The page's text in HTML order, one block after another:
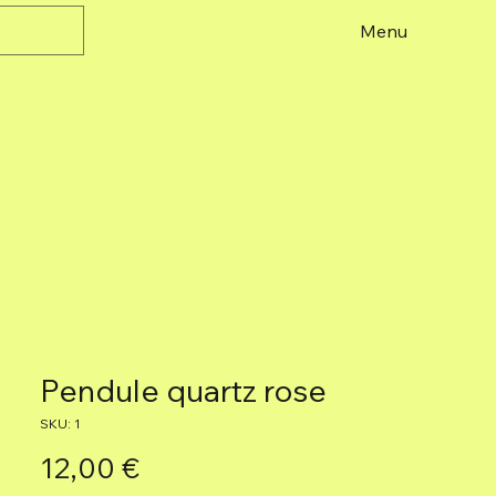
Menu
Pendule quartz rose
SKU: 1
12,00 €Precio